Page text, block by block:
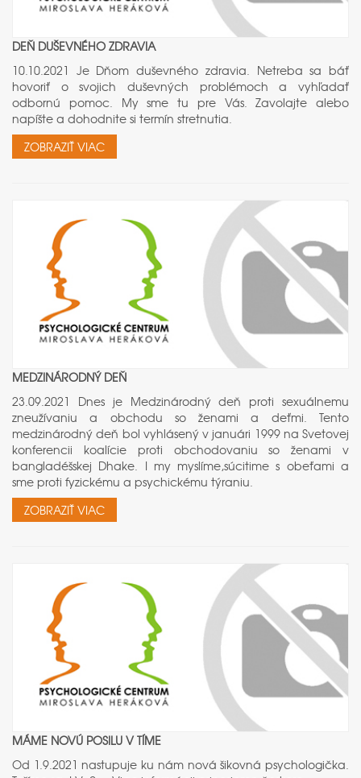
DEŇ DUŠEVNÉHO ZDRAVIA
10.10.2021 Je Dňom duševného zdravia. Netreba sa báť
hovoriť o svojich duševných problémoch a vyhľadať
odbornú pomoc. My sme tu pre Vás. Zavolajte alebo
napíšte a dohodnite si termín stretnutia.
ZOBRAZIŤ VIAC
MEDZINÁRODNÝ DEŇ
23.09.2021 Dnes je Medzinárodný deň proti sexuálnemu
zneužívaniu a obchodu so ženami a deťmi. Tento
medzinárodný deň bol vyhlásený v januári 1999 na Svetovej
konferencii koalície proti obchodovaniu so ženami v
bangladéšskej Dhake. I my myslíme,súcitime s obeťami a
sme proti fyzickému a psychickému týraniu.
ZOBRAZIŤ VIAC
MÁME NOVÚ POSILU V TÍME
Od 1.9.2021 nastupuje ku nám nová šikovná psychologička.